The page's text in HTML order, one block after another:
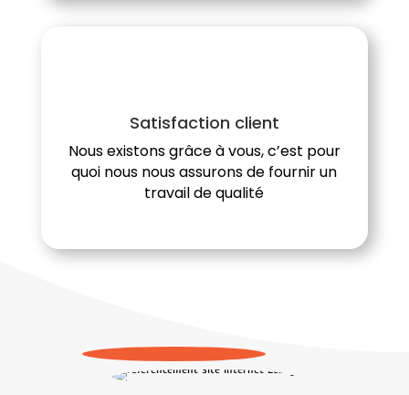
Satisfaction client
Nous existons grâce à vous, c’est pour
quoi nous nous assurons de fournir un
travail de qualité